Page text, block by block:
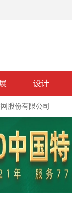
设计
股份有限公司